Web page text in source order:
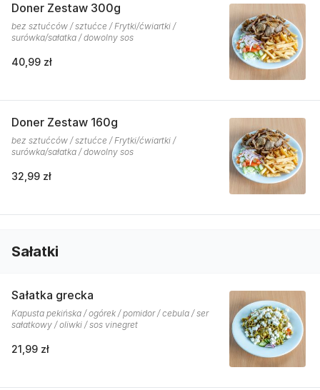
Doner Zestaw 300g
bez sztućców / sztućce / Frytki/ćwiartki /
surówka/sałatka / dowolny sos
40,99 zł
Doner Zestaw 160g
bez sztućców / sztućce / Frytki/ćwiartki /
surówka/sałatka / dowolny sos
32,99 zł
Sałatki
Sałatka grecka
Kapusta pekińska / ogórek / pomidor / cebula / ser
sałatkowy / oliwki / sos vinegret
21,99 zł